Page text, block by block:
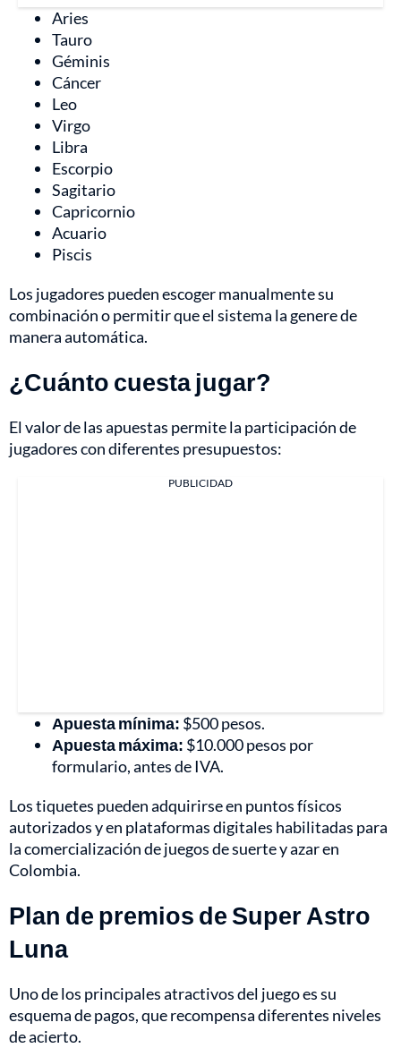
Aries
Tauro
Géminis
Cáncer
Leo
Virgo
Libra
Escorpio
Sagitario
Capricornio
Acuario
Piscis
Los jugadores pueden escoger manualmente su
combinación o permitir que el sistema la genere de
manera automática.
¿Cuánto cuesta jugar?
El valor de las apuestas permite la participación de
jugadores con diferentes presupuestos:
PUBLICIDAD
Apuesta mínima: $500 pesos.
Apuesta máxima: $10.000 pesos por
formulario, antes de IVA.
Los tiquetes pueden adquirirse en puntos físicos
autorizados y en plataformas digitales habilitadas para
la comercialización de juegos de suerte y azar en
Colombia.
Plan de premios de Super Astro
Luna
Uno de los principales atractivos del juego es su
esquema de pagos, que recompensa diferentes niveles
de acierto.